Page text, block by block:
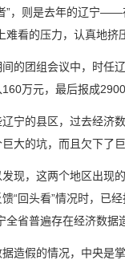
则是去年的辽宁——
难看的压力，认真地
团组会议中，时任辽
万元，最后报成
的县区，过去经济数
大的坑，而且欠下了
，这两个地区出现的
“回头看”情况时，已
省普遍存在经济数据
假的情况，中央是掌